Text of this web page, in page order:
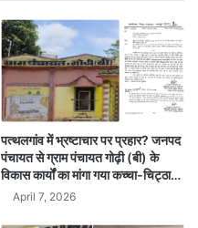
पत्थलगांव में भ्रष्टाचार पर प्रहार? जनपद
पंचायत से ग्राम पंचायत गोढ़ी (बी) के
विकास कार्यों का मांगा गया कच्चा-चिट्ठा…
April 7, 2026